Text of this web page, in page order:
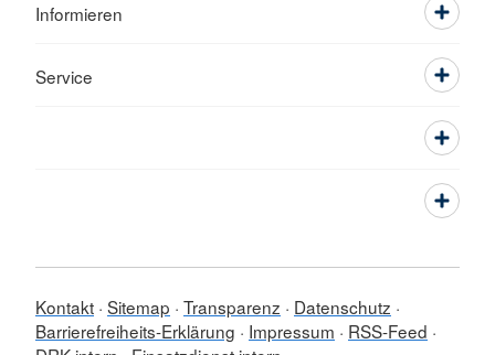
Informieren
Service
Kontakt Sitemap Transparenz
Datenschutz
Barrierefreiheits-Erklärung
Impressum
RSS-Feed